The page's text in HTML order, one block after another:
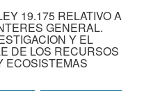
19.175 RELATIVO A
GENERAL.
Y EL
DE LOS RECURSOS
ECOSISTEMAS